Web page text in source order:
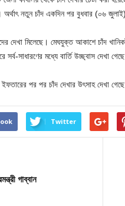
অর্থাৎ নতুন চাঁদ একদিন পর বুধবার (০৬
দেখা মিলেছে। মেঘযুক্ত আকাশে চাঁদ
সাধারণের মধ্যে বার্তি উচ্ছ্বাস দেখা
পর পর চাঁদ দেখার উৎসাহ দেখা
Twitter
গাব্বান